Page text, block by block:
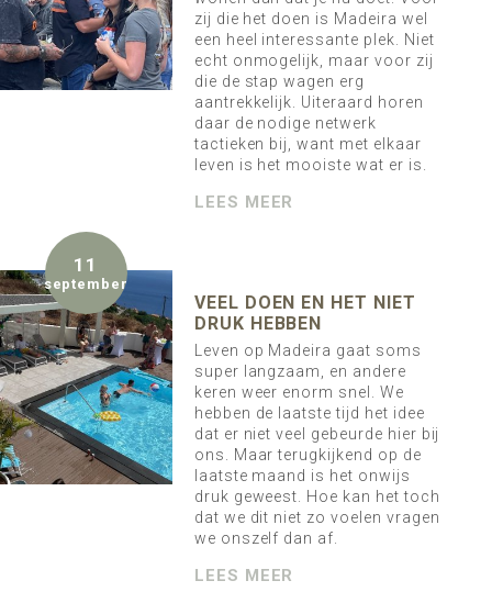
zij die het doen is Madeira wel
een heel interessante plek. Niet
echt onmogelijk, maar voor zij
die de stap wagen erg
aantrekkelijk. Uiteraard horen
daar de nodige netwerk
tactieken bij, want met elkaar
leven is het mooiste wat er is.
LEES MEER
11
september
VEEL DOEN EN HET NIET
DRUK HEBBEN
Leven op Madeira gaat soms
super langzaam, en andere
keren weer enorm snel. We
hebben de laatste tijd het idee
dat er niet veel gebeurde hier bij
ons. Maar terugkijkend op de
laatste maand is het onwijs
druk geweest. Hoe kan het toch
dat we dit niet zo voelen vragen
we onszelf dan af.
LEES MEER